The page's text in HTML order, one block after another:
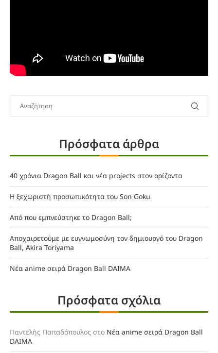
Πρόσφατα άρθρα
40 χρόνια Dragon Ball και νέα projects στον ορίζοντα
Η ξεχωριστή προσωπικότητα του Son Goku
Από που εμπνεύστηκε το Dragon Ball;
Αποχαιρετούμε με ευγνωμοσύνη τον δημιουργό του Dragon
Ball, Akira Toriyama
Νέα anime σειρά Dragon Ball DAIMA
Πρόσφατα σχόλια
Παντελής Παπαδόπουλος στο Νέα anime σειρά Dragon Ball
DAIMA